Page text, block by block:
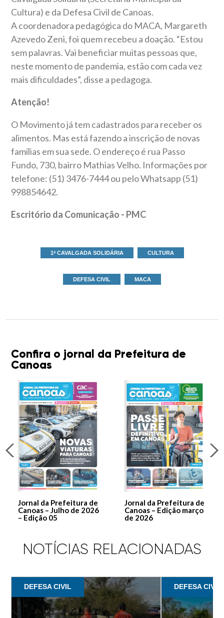
Cultura) e da Defesa Civil de Canoas.
A coordenadora pedagógica do MACA, Margareth
Azevedo Zeni, foi quem recebeu a doação. “Estou
sem palavras. Vai beneficiar muitas pessoas que,
neste momento de pandemia, estão com cada vez
mais dificuldades”, disse a pedagoga.
Atenção!
O Movimento já tem cadastrados para receber os
alimentos. Mas está fazendo a inscrição de novas
famílias em sua sede. O endereço é rua Passo
Fundo, 730, bairro Mathias Velho. Informações por
telefone: (51) 3476-7444 ou pelo Whatsapp (51)
998854642.
Escritório da Comunicação - PMC
1ª CAVALGADA SOLIDÁRIA CULTURA
DEFESA CIVIL MACA
Confira o jornal da Prefeitura de
Canoas
Jornal da Prefeitura de
Canoas – Julho de 2026
– Edição 05
Jornal da Prefeitura de
Canoas – Edição março
de 2026
NOTÍCIAS RELACIONADAS
DEFESA CIVIL DEFESA CIVIL